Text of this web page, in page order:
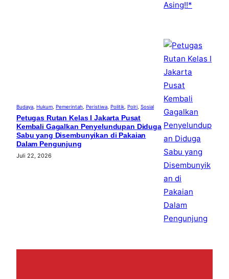
Budaya Hukum Pemerintah Peristiwa Politik Polri Sosial
Petugas Rutan Kelas I Jakarta Pusat
Kembali Gagalkan Penyelundupan Diduga
Sabu yang Disembunyikan di Pakaian
Dalam Pengunjung
Juli 22, 2026